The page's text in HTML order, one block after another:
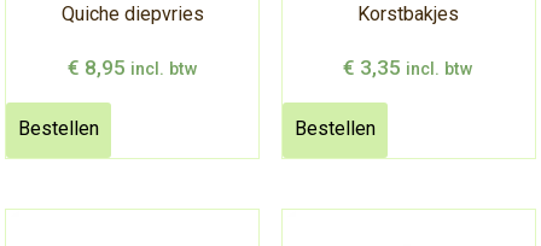
Quiche diepvries
€ 8,95 incl. btw
Bestellen
Korstbakjes
€ 3,35 incl. btw
Bestellen